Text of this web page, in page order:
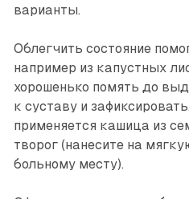
варианты.
Облегчить состояние
например из капустных
хорошенько помять до
к суставу и
применяется кашица из
творог (нанесите на
больному месту).